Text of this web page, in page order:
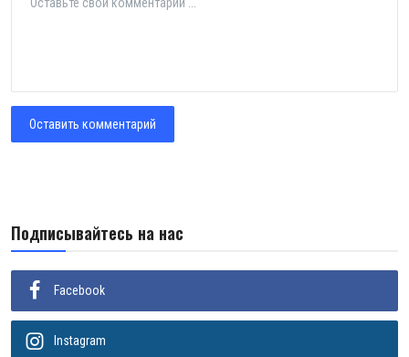
Оставить комментарий
Подписывайтесь на нас
Facebook
Instagram